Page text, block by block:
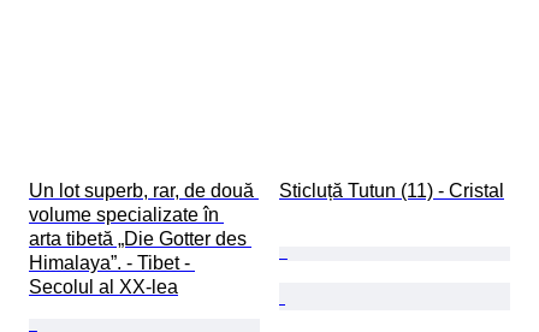
Un lot superb, rar, de două
volume specializate în
arta tibetă „Die Gotter des
Himalaya”. - Tibet -
Secolul al XX-lea
Sticluță Tutun (11) - Cristal